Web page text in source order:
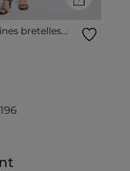
bretelles
196